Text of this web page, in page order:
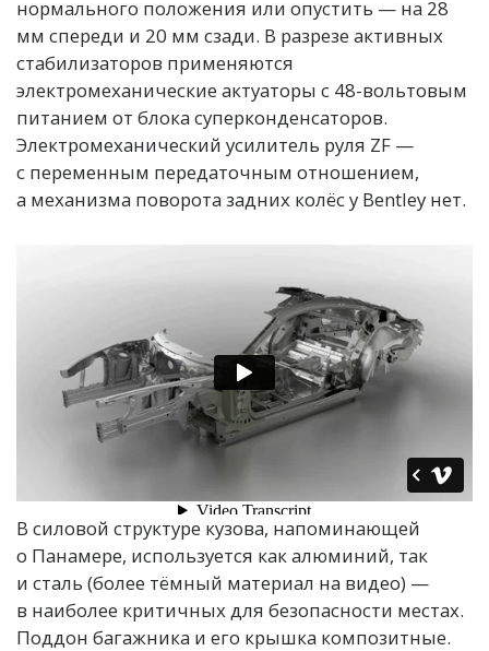
нормального положения или опустить — на 28
мм спереди и 20 мм сзади. В разрезе активных
стабилизаторов применяются
электромеханические актуаторы с 48-вольтовым
питанием от блока суперконденсаторов.
Электромеханический усилитель руля ZF —
с переменным передаточным отношением,
а механизма поворота задних колёс у Bentley нет.
В силовой структуре кузова, напоминающей
о Панамере, используется как алюминий, так
и сталь (более тёмный материал на видео) —
в наиболее критичных для безопасности местах.
Поддон багажника и его крышка композитные.